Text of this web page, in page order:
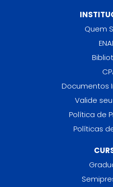
Quem
Documentos
Valide
Política de
Políticas